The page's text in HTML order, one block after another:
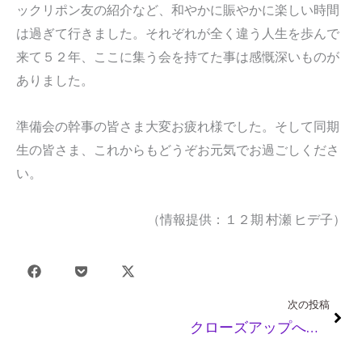
ックリポン友の紹介など、和やかに賑やかに楽しい時間
は過ぎて行きました。それぞれが全く違う人生を歩んで
来て５２年、ここに集う会を持てた事は感慨深いものが
ありました。
準備会の幹事の皆さま大変お疲れ様でした。そして同期
生の皆さま、これからもどうぞお元気でお過ごしくださ
い。
（情報提供：１２期 村瀬 ヒデ子）
次の投稿
クローズアップへの推薦者について